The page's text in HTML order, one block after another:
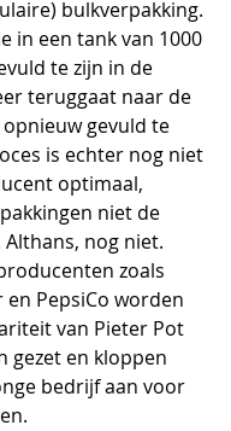
bulkverpakking.
in een tank van 1000
te zijn in de
teruggaat naar de
gevuld te
is echter nog niet
optimaal,
niet de
nog niet.
zoals
en PepsiCo worden
van Pieter Pot
gezet en kloppen
bedrijf aan voor